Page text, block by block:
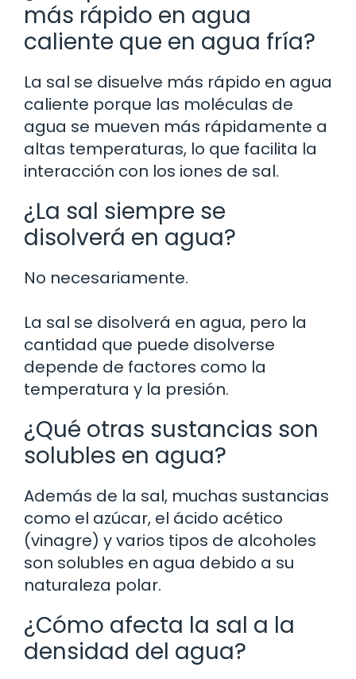
más rápido en agua
caliente que en agua fría?
La sal se disuelve más rápido en agua
caliente porque las moléculas de
agua se mueven más rápidamente a
altas temperaturas, lo que facilita la
interacción con los iones de sal.
¿La sal siempre se
disolverá en agua?
No necesariamente.
La sal se disolverá en agua, pero la
cantidad que puede disolverse
depende de factores como la
temperatura y la presión.
¿Qué otras sustancias son
solubles en agua?
Además de la sal, muchas sustancias
como el azúcar, el ácido acético
(vinagre) y varios tipos de alcoholes
son solubles en agua debido a su
naturaleza polar.
¿Cómo afecta la sal a la
densidad del agua?